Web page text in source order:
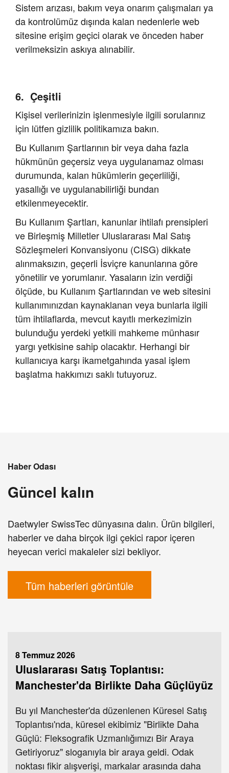
Sistem arızası, bakım veya onarım çalışmaları ya
da kontrolümüz dışında kalan nedenlerle web
sitesine erişim geçici olarak ve önceden haber
verilmeksizin askıya alınabilir.
Çeşitli
Kişisel verilerinizin işlenmesiyle ilgili sorularınız
için lütfen gizlilik politikamıza bakın.
Bu Kullanım Şartlarının bir veya daha fazla
hükmünün geçersiz veya uygulanamaz olması
durumunda, kalan hükümlerin geçerliliği,
yasallığı ve uygulanabilirliği bundan
etkilenmeyecektir.
Bu Kullanım Şartları, kanunlar ihtilafı prensipleri
ve Birleşmiş Milletler Uluslararası Mal Satış
Sözleşmeleri Konvansiyonu (CISG) dikkate
alınmaksızın, geçerli İsviçre kanunlarına göre
yönetilir ve yorumlanır. Yasaların izin verdiği
ölçüde, bu Kullanım Şartlarından ve web sitesini
kullanımınızdan kaynaklanan veya bunlarla ilgili
tüm ihtilaflarda, mevcut kayıtlı merkezimizin
bulunduğu yerdeki yetkili mahkeme münhasır
yargı yetkisine sahip olacaktır. Herhangi bir
kullanıcıya karşı ikametgahında yasal işlem
başlatma hakkımızı saklı tutuyoruz.
Haber Odası
Güncel kalın
Daetwyler SwissTec dünyasına dalın. Ürün bilgileri,
haberler ve daha birçok ilgi çekici rapor içeren
heyecan verici makaleler sizi bekliyor.
Tüm haberleri görüntüle
8 Temmuz 2026
Uluslararası Satış Toplantısı:
Manchester'da Birlikte Daha Güçlüyüz
Bu yıl Manchester'da düzenlenen Küresel Satış
Toplantısı'nda, küresel ekibimiz "Birlikte Daha
Güçlü: Fleksografik Uzmanlığımızı Bir Araya
Getiriyoruz" sloganıyla bir araya geldi. Odak
noktası fikir alışverişi, markalar arasında daha